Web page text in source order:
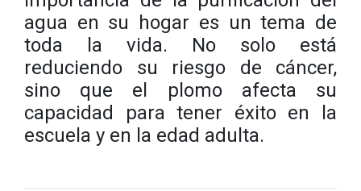
agua en su hogar es un tema de
toda la vida. No solo está
reduciendo su riesgo de cáncer,
sino que el plomo afecta su
capacidad para tener éxito en la
escuela y en la edad adulta.